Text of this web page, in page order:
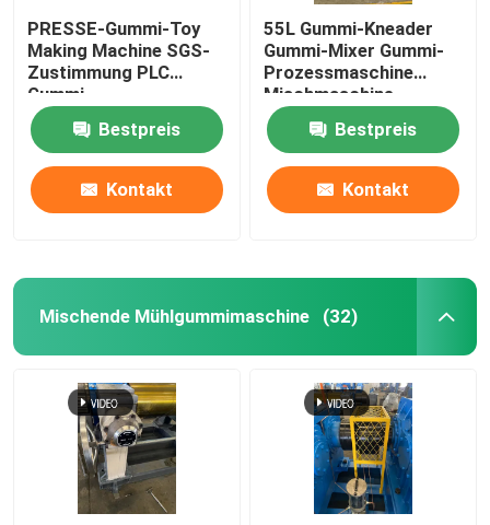
Automatisches Kleinmaterial-Wiegesystem
PRESSE-Gummi-Toy
Making Machine SGS-
Zustimmung PLC
Gummi-
Vulkanisierungs
Bestpreis
Kontakt
55L Gummi-Kneader
Gummi-Mixer Gummi-
Prozessmaschine
Mischmaschine
Bestpreis
Kontakt
Mischende Mühlgummimaschine (32)